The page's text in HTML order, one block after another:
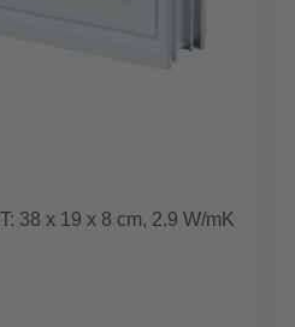
38 x 19 x 8 cm, 2.9 W/mK